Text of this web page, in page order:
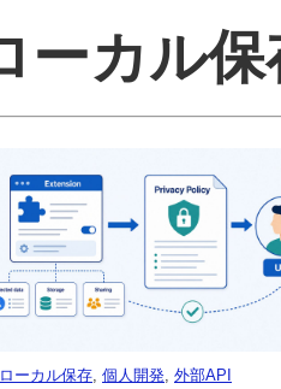
ーカル
ローカル保存, 個人開発, 外部API